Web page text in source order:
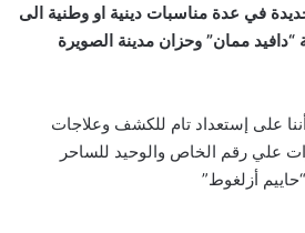
في عدة مناسبات دينية او وطنية الى
“دافيد ممان” وحزان مدينة الصويرة
على إستعداد تام للكشف وعلاجات
علي رقم الخاص والوحيد للساحر
أزلغوط”